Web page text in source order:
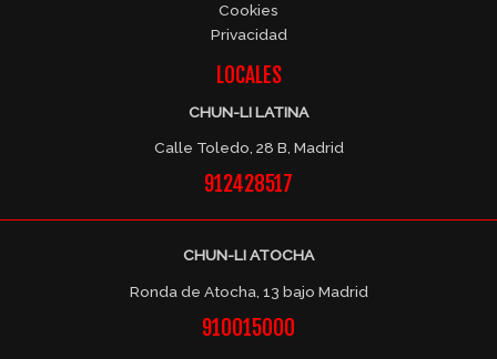
Cookies
Privacidad
LOCALES
CHUN-LI LATINA
Calle Toledo, 28 B, Madrid
912428517
CHUN-LI ATOCHA
Ronda de Atocha, 13 bajo Madrid
910015000